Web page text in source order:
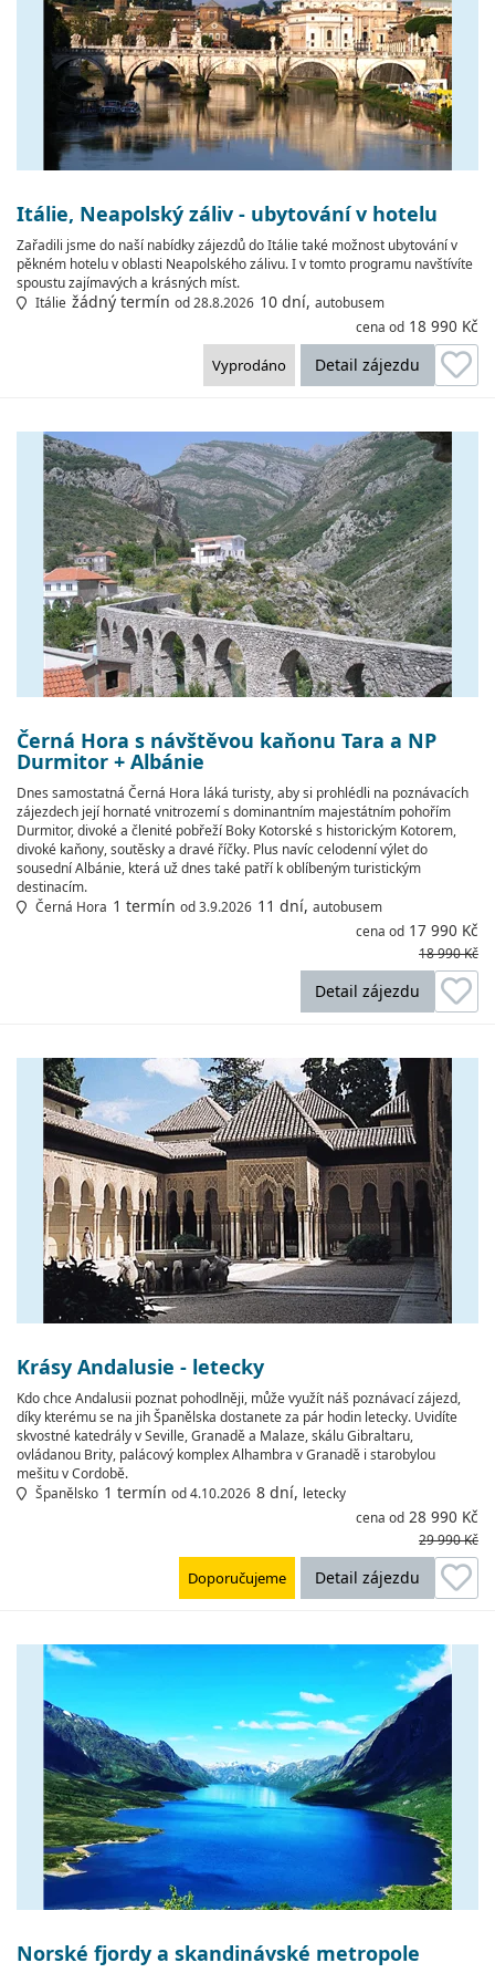
Itálie, Neapolský záliv - ubytování v hotelu
Zařadili jsme do naší nabídky zájezdů do Itálie také možnost ubytování v
pěkném hotelu v oblasti Neapolského zálivu. I v tomto programu navštívíte
spoustu zajímavých a krásných míst.
Itálie žádný termín od 28.8.2026 10 dní, autobusem
cena od 18 990 Kč
Detail zájezdu
Vyprodáno
Černá Hora s návštěvou kaňonu Tara a NP
Durmitor + Albánie
Dnes samostatná Černá Hora láká turisty, aby si prohlédli na poznávacích
zájezdech její hornaté vnitrozemí s dominantním majestátním pohořím
Durmitor, divoké a členité pobřeží Boky Kotorské s historickým Kotorem,
divoké kaňony, soutěsky a dravé říčky. Plus navíc celodenní výlet do
sousední Albánie, která už dnes také patří k oblíbeným turistickým
destinacím.
Černá Hora 1 termín od 3.9.2026 11 dní, autobusem
cena od 17 990 Kč
18 990 Kč
Detail zájezdu
Krásy Andalusie - letecky
Kdo chce Andalusii poznat pohodlněji, může využít náš poznávací zájezd,
díky kterému se na jih Španělska dostanete za pár hodin letecky. Uvidíte
skvostné katedrály v Seville, Granadě a Malaze, skálu Gibraltaru,
ovládanou Brity, palácový komplex Alhambra v Granadě i starobylou
mešitu v Cordobě.
Španělsko 1 termín od 4.10.2026 8 dní, letecky
cena od 28 990 Kč
29 990 Kč
Detail zájezdu
Doporučujeme
Norské fjordy a skandinávské metropole